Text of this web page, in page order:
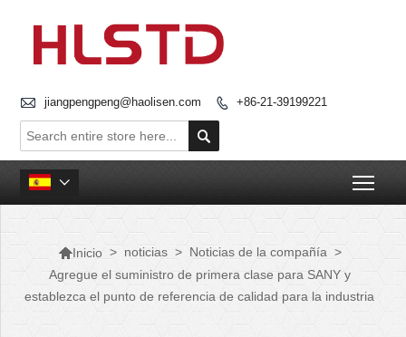
 jiangpengpeng@haolisen.com  +86-21-39199221


Inicio > noticias > Noticias de la compañía >
Agregue el suministro de primera clase para SANY y
establezca el punto de referencia de calidad para la industria